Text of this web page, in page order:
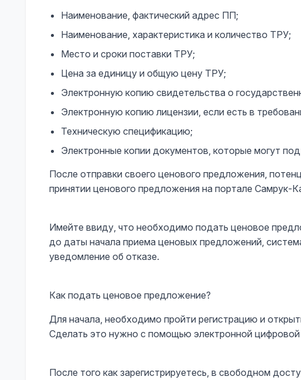
Наименование, фактический адрес ПП;
Наименование, характеристика и количество ТРУ;
Место и сроки поставки ТРУ;
Цена за единицу и общую цену ТРУ;
Электронную копию свидетельства о
Электронную копию лицензии, если есть в
Техническую спецификацию;
Электронные копии документов, которые могут
После отправки своего ценового предложения,
принятии ценового предложения на портале
Имейте ввиду, что необходимо подать ценовое
до даты начала приема ценовых предложений,
уведомление об отказе.
Как подать ценовое предложение?
Для начала, необходимо пройти регистрацию и
Сделать это нужно с помощью электронной
После того как зарегистрируетесь, в свободном